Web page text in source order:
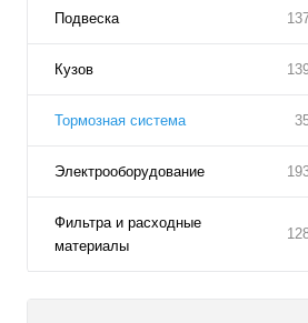
Подвеска
Кузов
Тормозная система
Электрооборудование
Фильтра и расходные
материалы